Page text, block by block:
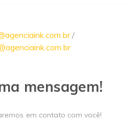
/
mensagem!
em contato com você!